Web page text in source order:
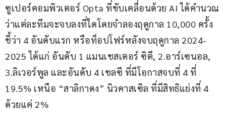
ซูเปอร์คอมพิวเตอร์ Opta ที่ขับเคลื่อนด้วย AI ได้คำนวณ
ว่าแต่ละทีมจะจบลงที่ใดโดยจำลองฤดูกาล 10,000 ครั้ง
ชี้ว่า 4 อันดับแรก หรือท็อปโฟร์หลังจบฤดูกาล 2024-
2025 ได้แก่ อันดับ 1 แมนเชสเตอร์ ซิตี, 2.อาร์เซนอล,
3.ลิเวอร์พูล และอันดับ 4 เชลซี ที่มีโอกาสจบที่ 4 ที่
19.5% เหนือ “สาลิกาดง” นิวคาสเซิล ที่มีสิทธิแย่งที่ 4
ด้วยแค่ 2%